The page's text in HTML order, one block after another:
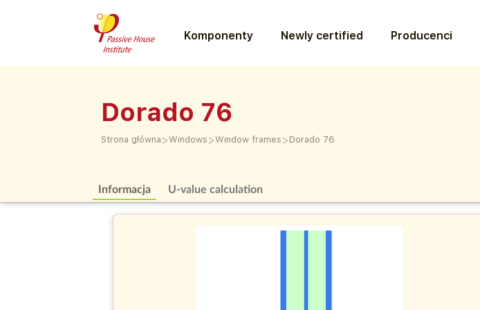
Komponenty Newly certified Producenci
Dorado 76
Strona główna >Windows >Window frames > Dorado 76
Informacja U-value calculation